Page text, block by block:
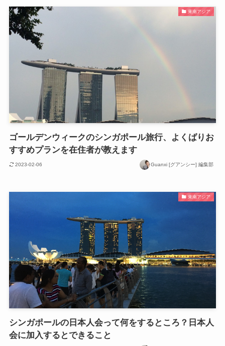
東南アジア
ゴールデンウィークのシンガポール旅行、よくばりお
すすめプランを在住者が教えます
2023-02-06 Guanxi [グアンシー] 編集部
東南アジア
シンガポールの日本人会って何をするところ？日本人
会に加入するとできること